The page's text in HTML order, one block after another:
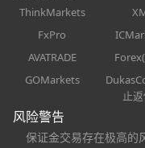
ThinkMarkets
FxPro
AVATRADE
GOMarkets
止
风险警告
保证金交易存在极高的